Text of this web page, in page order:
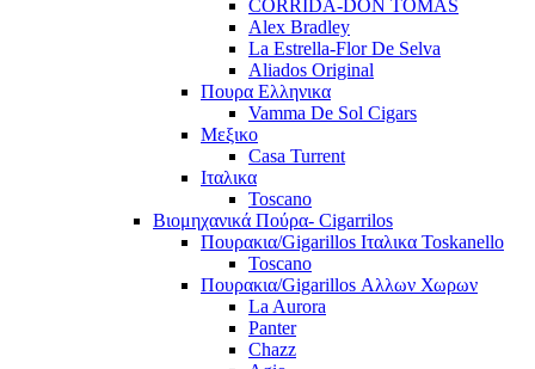
CORRIDA-DON TOMAS
Alex Bradley
La Estrella-Flor De Selva
Aliados Original
Πουρα Ελληνικα
Vamma De Sol Cigars
Μεξικο
Casa Turrent
Ιταλικα
Toscano
Βιομηχανικά Πούρα- Cigarrilos
Πουρακια/Gigarillos Ιταλικα Toskanello
Toscano
Πουρακια/Gigarillos Αλλων Χωρων
La Aurora
Panter
Chazz